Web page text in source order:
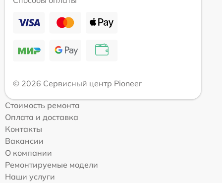
© 2026 Сервисный центр Pioneer
Стоимость ремонта
Оплата и доставка
Контакты
Вакансии
О компании
Ремонтируемые модели
Наши услуги